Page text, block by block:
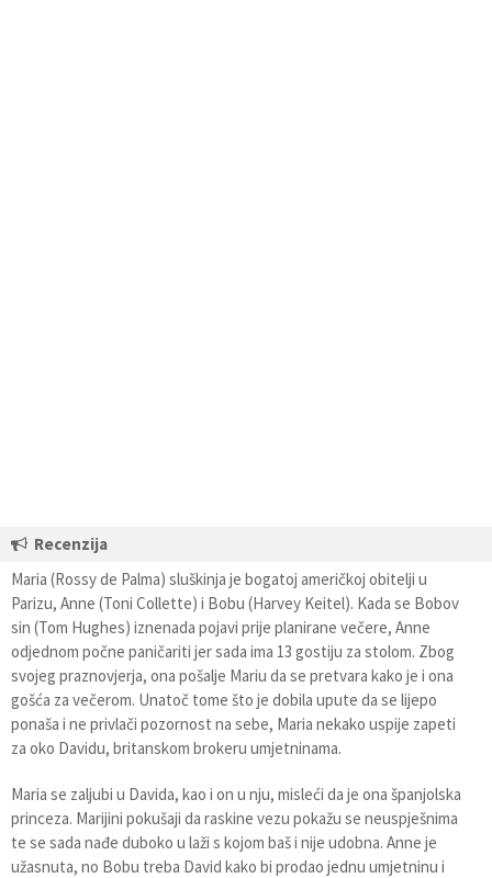
Recenzija
Maria (Rossy de Palma) sluškinja je bogatoj američkoj obitelji u
Parizu, Anne (Toni Collette) i Bobu (Harvey Keitel). Kada se Bobov
sin (Tom Hughes) iznenada pojavi prije planirane večere, Anne
odjednom počne paničariti jer sada ima 13 gostiju za stolom. Zbog
svojeg praznovjerja, ona pošalje Mariu da se pretvara kako je i ona
gošća za večerom. Unatoč tome što je dobila upute da se lijepo
ponaša i ne privlači pozornost na sebe, Maria nekako uspije zapeti
za oko Davidu, britanskom brokeru umjetninama.
Maria se zaljubi u Davida, kao i on u nju, misleći da je ona španjolska
princeza. Marijini pokušaji da raskine vezu pokažu se neuspješnima
te se sada nađe duboko u laži s kojom baš i nije udobna. Anne je
užasnuta, no Bobu treba David kako bi prodao jednu umjetninu i